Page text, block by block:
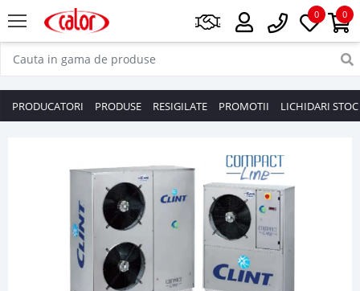
0
0
PRODUCATORI PRODUSE RESIGILATE PROMOTII LICHIDARI STOC